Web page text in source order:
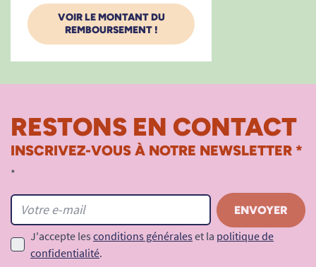
VOIR LE MONTANT DU
REMBOURSEMENT !
RESTONS EN CONTACT
INSCRIVEZ-VOUS À NOTRE NEWSLETTER *
*
J'accepte les conditions générales et la politique de
confidentialité.